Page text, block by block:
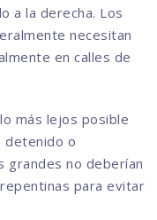
a la derecha. Los
necesitan
en calles de
más lejos posible
detenido o
grandes no deberían
para evitar